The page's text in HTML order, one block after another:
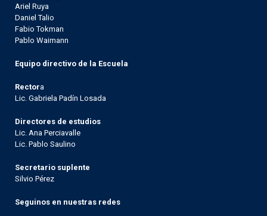
Ariel Ruya
Daniel Talio
Fabio Tokman
Pablo Waimann
Equipo directivo de la Escuela
Rectora
Lic. Gabriela Padín Losada
Directores de estudios
Lic. Ana Perciavalle
Lic. Pablo Saulino
Secretario suplente
Silvio Pérez
Seguinos en nuestras redes